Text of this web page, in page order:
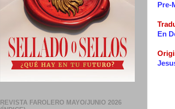
Pre-
En
REVISTA FAROLERO MAYO/JUNIO 2026